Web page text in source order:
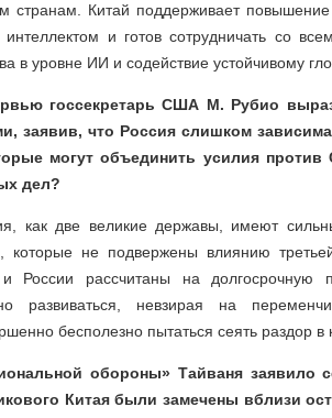
странам. Китай поддерживает
интеллектом и готов сотрудничать со
в уровне ИИ и содействие устойчивому
госсекретарь США М. Рубио
заявив, что Россия слишком
могут объединить усилия против
дел?
как две великие державы, имеют
которые не подвержены влиянию
России рассчитаны на долгосрочную
развиваться, невзирая на
бесполезно пытаться сеять раздор в
обороны» Тайваня заявило
Китая были замечены вблизи